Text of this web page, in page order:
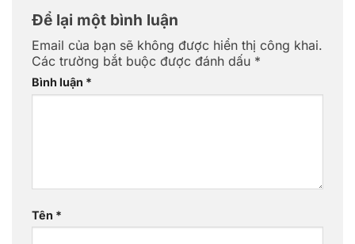
Để lại một bình luận
Email của bạn sẽ không được hiển thị công khai.
Các trường bắt buộc được đánh dấu *
Bình luận *
Tên *